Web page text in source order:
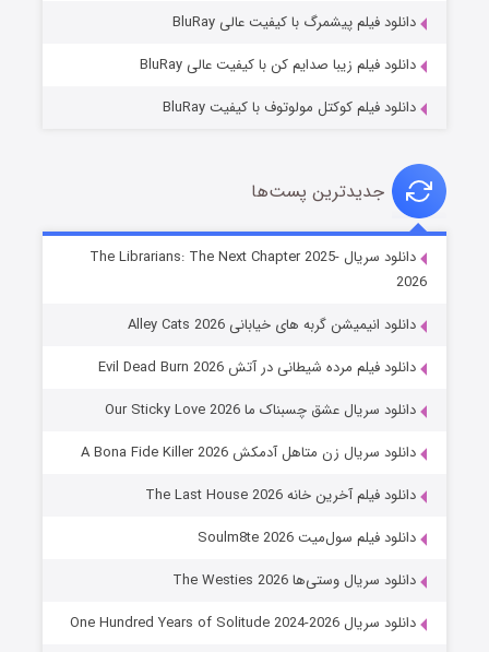
شوهر
عملیات آپارتمان
دانلود فیلم پیشمرگ با کیفیت عالی BluRay
دانلود فیلم زیبا صدایم کن با کیفیت عالی BluRay
دانلود فیلم کوکتل مولوتوف با کیفیت BluRay
جدیدترین پست‌ها
دانلود سریال The Librarians: The Next Chapter 2025-
2026
دانلود انیمیشن گربه های خیابانی Alley Cats 2026
دانلود فیلم مرده شیطانی در آتش Evil Dead Burn 2026
دانلود سریال عشق چسبناک ما Our Sticky Love 2026
دانلود سریال زن متاهل آدمکش A Bona Fide Killer 2026
دانلود فیلم آخرین خانه The Last House 2026
دانلود فیلم سول‌میت Soulm8te 2026
دانلود سریال وستی‌ها The Westies 2026
دانلود سریال One Hundred Years of Solitude 2024-2026